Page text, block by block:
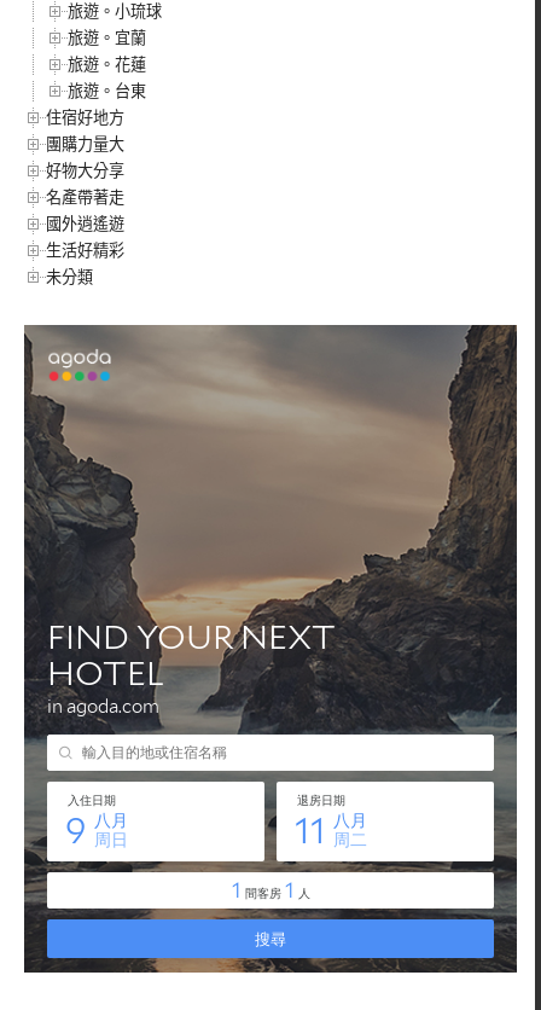
旅遊。小琉球
旅遊。宜蘭
旅遊。花蓮
旅遊。台東
住宿好地方
團購力量大
好物大分享
名產帶著走
國外逍遙遊
生活好精彩
未分類